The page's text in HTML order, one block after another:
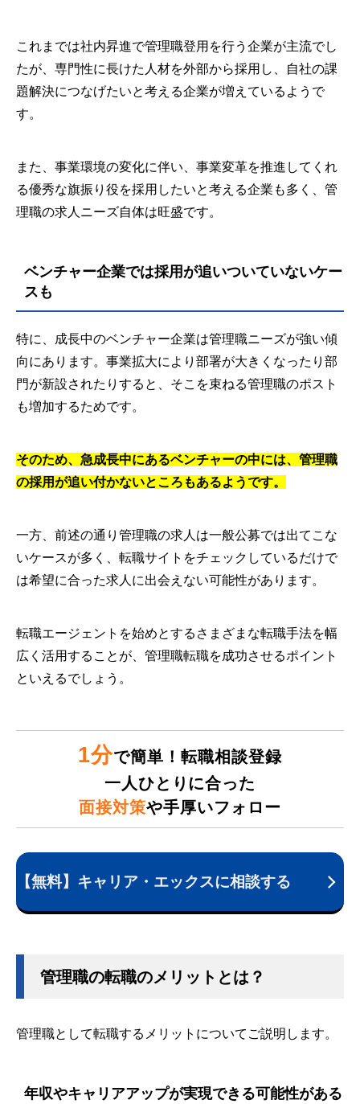
これまでは社内昇進で管理職登用を行う企業が主流でし
たが、専門性に長けた人材を外部から採用し、自社の課
題解決につなげたいと考える企業が増えているようで
す。
また、事業環境の変化に伴い、事業変革を推進してくれ
る優秀な旗振り役を採用したいと考える企業も多く、管
理職の求人ニーズ自体は旺盛です。
ベンチャー企業では採用が追いついていないケー
スも
特に、成長中のベンチャー企業は管理職ニーズが強い傾
向にあります。事業拡大により部署が大きくなったり部
門が新設されたりすると、そこを束ねる管理職のポスト
も増加するためです。
そのため、急成長中にあるベンチャーの中には、管理職
の採用が追い付かないところもあるようです。
一方、前述の通り管理職の求人は一般公募では出てこな
いケースが多く、転職サイトをチェックしているだけで
は希望に合った求人に出会えない可能性があります。
転職エージェントを始めとするさまざまな転職手法を幅
広く活用することが、管理職転職を成功させるポイント
といえるでしょう。
1分で簡単！転職相談登録
一人ひとりに合った
面接対策や手厚いフォロー
【無料】キャリア・エックスに相談する
管理職の転職のメリットとは？
管理職として転職するメリットについてご説明します。
年収やキャリアアップが実現できる可能性がある